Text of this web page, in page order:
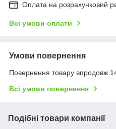
Оплата на розрахунковий
Всі умови оплати
Умови повернення
Повернення товару впродовж
Всі умови повернення
Подібні товари компанії